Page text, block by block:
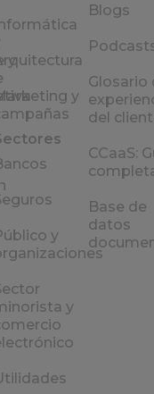
y
y
y
y
Blogs
Glosario
del
CCaaS:
Base de
datos